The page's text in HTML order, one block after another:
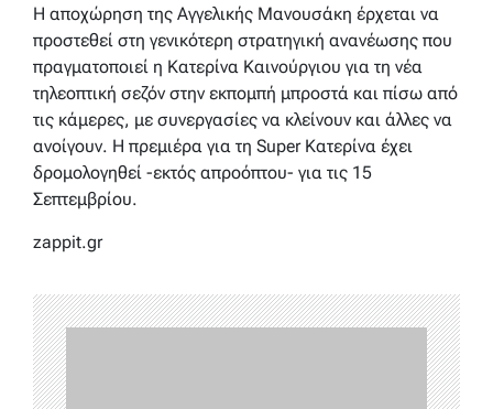
Η αποχώρηση της Αγγελικής Μανουσάκη έρχεται να
προστεθεί στη γενικότερη στρατηγική ανανέωσης που
πραγματοποιεί η Κατερίνα Καινούργιου για τη νέα
τηλεοπτική σεζόν στην εκπομπή μπροστά και πίσω από
τις κάμερες, με συνεργασίες να κλείνουν και άλλες να
ανοίγουν. Η πρεμιέρα για τη Super Κατερίνα έχει
δρομολογηθεί -εκτός απροόπτου- για τις 15
Σεπτεμβρίου.
zappit.gr